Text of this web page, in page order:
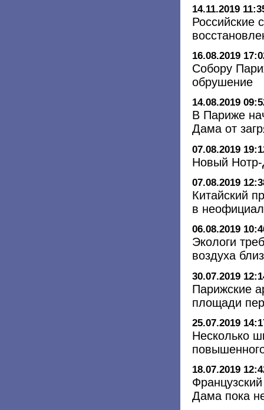
14.11.2019
Российские
16.08.2019
Собору
обрушение
14.08.2019
В Париже
Дама от
07.08.2019
Новый Нотр-
07.08.2019
Китайский
в
06.08.2019
Экологи
воздуха
30.07.2019
Парижские
площади
25.07.2019
Несколько
18.07.2019
Дама пока